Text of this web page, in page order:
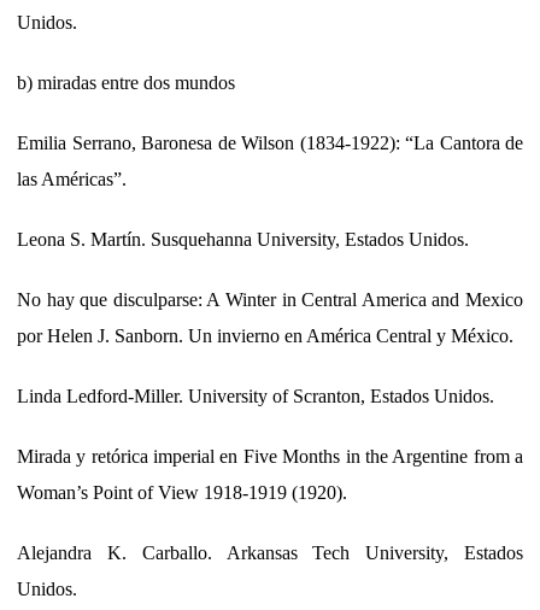
Unidos.
b) miradas entre dos mundos
Emilia Serrano, Baronesa de Wilson (1834-1922): “La Cantora de
las Américas”.
Leona S. Martín. Susquehanna University, Estados Unidos.
No hay que disculparse: A Winter in Central America and Mexico
por Helen J. Sanborn. Un invierno en América Central y México.
Linda Ledford-Miller. University of Scranton, Estados Unidos.
Mirada y retórica imperial en Five Months in the Argentine from a
Woman’s Point of View 1918-1919 (1920).
Alejandra K. Carballo. Arkansas Tech University, Estados
Unidos.